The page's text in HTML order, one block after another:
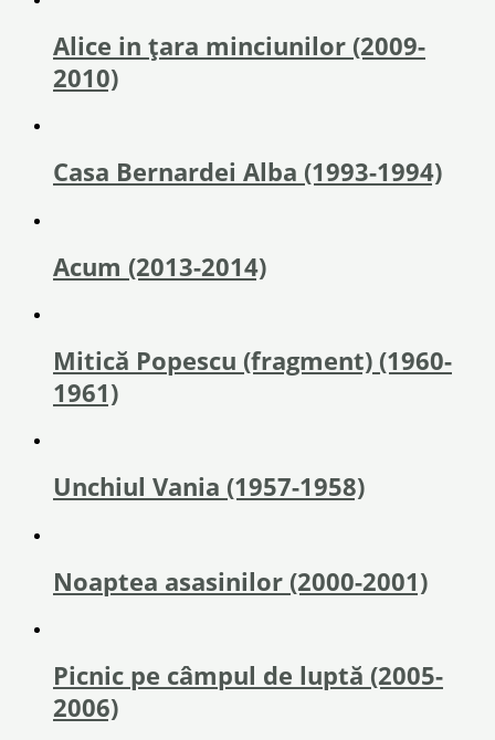
Alice in ţara minciunilor (2009-
2010)
Casa Bernardei Alba (1993-1994)
Acum (2013-2014)
Mitică Popescu (fragment) (1960-
1961)
Unchiul Vania (1957-1958)
Noaptea asasinilor (2000-2001)
Picnic pe câmpul de luptă (2005-
2006)